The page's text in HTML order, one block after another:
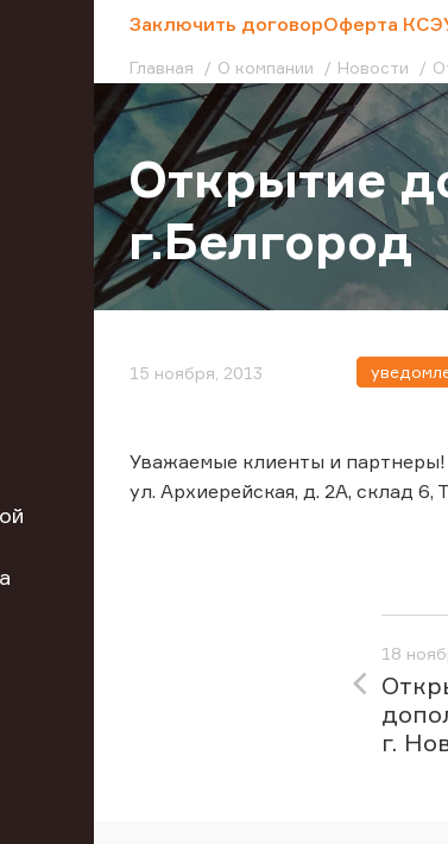
Заключить договорОферта КСЭ
Главная О компании Новости
Открытие
г.Белгород
15 ноября, 2013
Уважаемые клиенты и
ул. Архиерейская, д. 2А, склад
18
г.